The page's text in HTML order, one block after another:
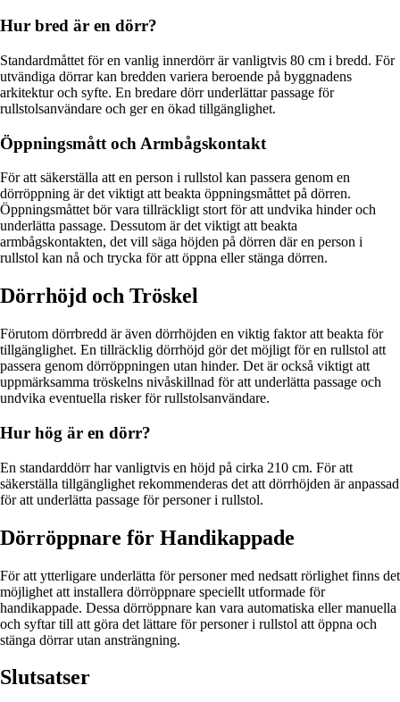
Hur bred är en dörr?
Standardmåttet för en vanlig innerdörr är vanligtvis 80 cm i bredd. För
utvändiga dörrar kan bredden variera beroende på byggnadens
arkitektur och syfte. En bredare dörr underlättar passage för
rullstolsanvändare och ger en ökad tillgänglighet.
Öppningsmått och Armbågskontakt
För att säkerställa att en person i rullstol kan passera genom en
dörröppning är det viktigt att beakta öppningsmåttet på dörren.
Öppningsmåttet bör vara tillräckligt stort för att undvika hinder och
underlätta passage. Dessutom är det viktigt att beakta
armbågskontakten, det vill säga höjden på dörren där en person i
rullstol kan nå och trycka för att öppna eller stänga dörren.
Dörrhöjd och Tröskel
Förutom dörrbredd är även dörrhöjden en viktig faktor att beakta för
tillgänglighet. En tillräcklig dörrhöjd gör det möjligt för en rullstol att
passera genom dörröppningen utan hinder. Det är också viktigt att
uppmärksamma tröskelns nivåskillnad för att underlätta passage och
undvika eventuella risker för rullstolsanvändare.
Hur hög är en dörr?
En standarddörr har vanligtvis en höjd på cirka 210 cm. För att
säkerställa tillgänglighet rekommenderas det att dörrhöjden är anpassad
för att underlätta passage för personer i rullstol.
Dörröppnare för Handikappade
För att ytterligare underlätta för personer med nedsatt rörlighet finns det
möjlighet att installera dörröppnare speciellt utformade för
handikappade. Dessa dörröppnare kan vara automatiska eller manuella
och syftar till att göra det lättare för personer i rullstol att öppna och
stänga dörrar utan ansträngning.
Slutsatser